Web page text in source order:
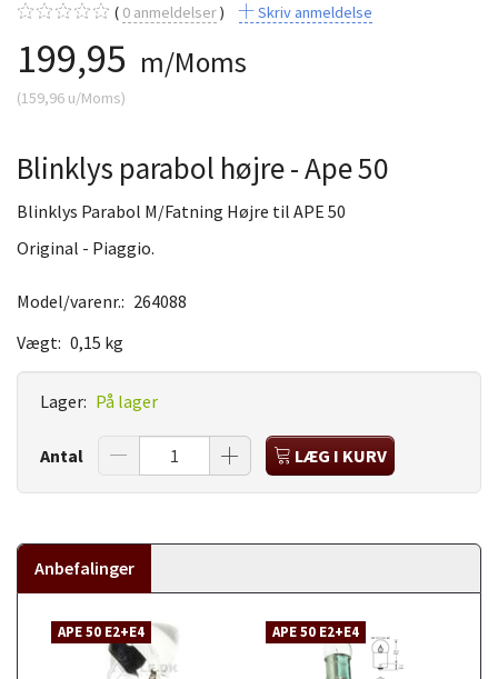
0 anmeldelser Skriv anmeldelse
199,95 m/Moms
(159,96 u/Moms)
Blinklys parabol højre - Ape 50
Blinklys Parabol M/Fatning Højre til APE 50
Original - Piaggio.
Model/varenr.: 264088
Vægt: 0,15 kg
Lager: På lager
Antal LÆG I KURV
Anbefalinger
APE 50 E2+E4 APE 50 E2+E4